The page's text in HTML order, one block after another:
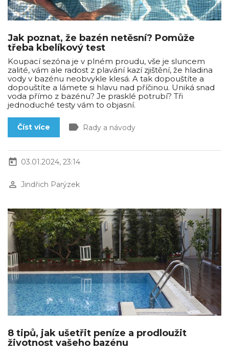
Jak poznat, že bazén netěsní? Pomůže
třeba kbelíkový test
Koupací sezóna je v plném proudu, vše je sluncem
zalité, vám ale radost z plavání kazí zjištění, že hladina
vody v bazénu neobvykle klesá. A tak dopouštíte a
dopouštíte a lámete si hlavu nad příčinou. Uniká snad
voda přímo z bazénu? Je prasklé potrubí? Tři
jednoduché testy vám to objasní.
Číst více label Rady a návody
today 03.01.2024, 23:14
perm_identity Jindřich Parýzek
8 tipů, jak ušetřit peníze a prodloužit
životnost vašeho bazénu